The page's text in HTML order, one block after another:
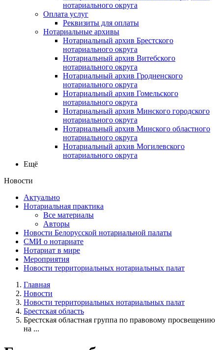
нотариального округа
Оплата услуг
Реквизиты для оплаты
Нотариальные архивы
Нотариальный архив Брестского
нотариального округа
Нотариальный архив Витебского
нотариального округа
Нотариальный архив Гродненского
нотариального округа
Нотариальный архив Гомельского
нотариального округа
Нотариальный архив Минского городского
нотариального округа
Нотариальный архив Минского областного
нотариального округа
Нотариальный архив Могилевского
нотариального округа
Ещё
Новости
Актуально
Нотариальная практика
Все материалы
Авторы
Новости Белорусской нотариальной палаты
СМИ о нотариате
Нотариат в мире
Мероприятия
Новости территориальных нотариальных палат
Главная
Новости
Новости территориальных нотариальных палат
Брестская область
Брестская областная группа по правовому просвещению
на ...